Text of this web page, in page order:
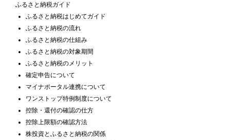
ふるさと納税ガイド
ふるさと納税はじめてガイド
ふるさと納税の流れ
ふるさと納税の仕組み
ふるさと納税の対象期間
ふるさと納税のメリット
確定申告について
マイナポータル連携について
ワンストップ特例制度について
控除・還付の確認の仕方
控除上限額の確認方法
株投資とふるさと納税の関係